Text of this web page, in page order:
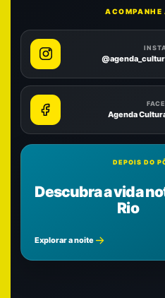
ACOMPANHE
Agenda
DEPOIS DO
Descubra a vida
Rio
Explorar a noite